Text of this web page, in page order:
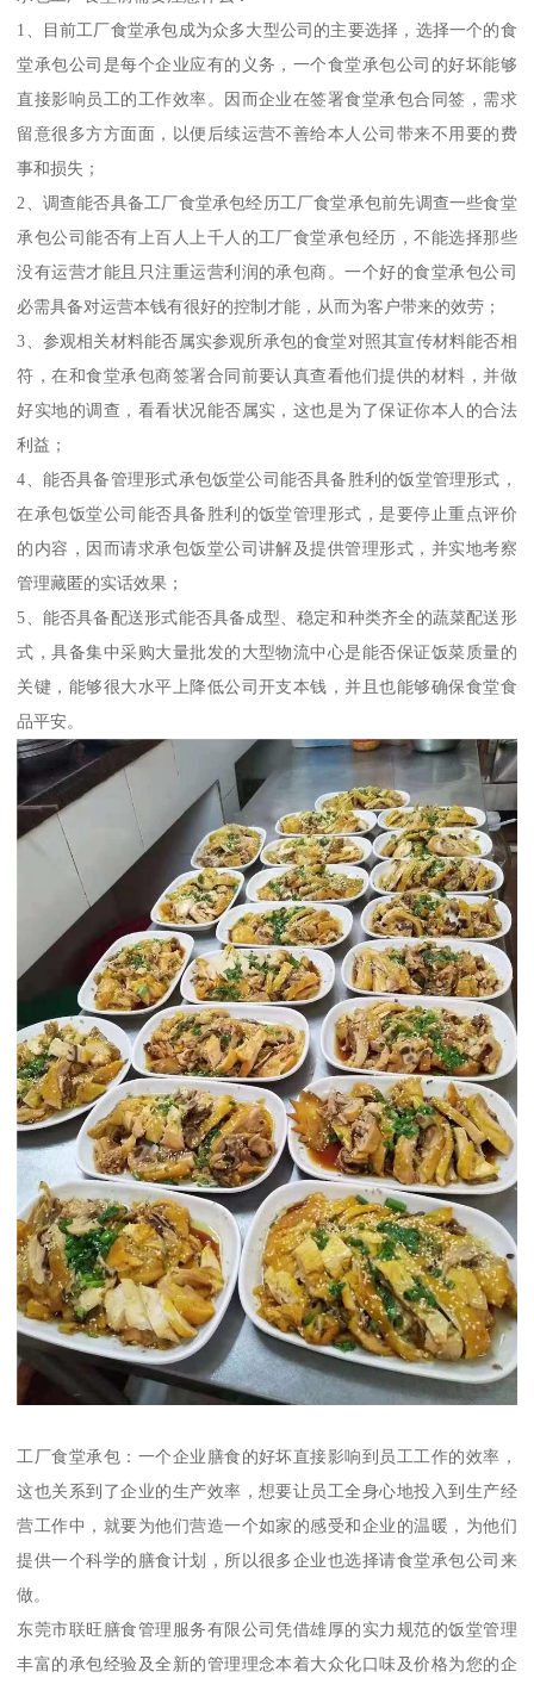
1、目前工厂食堂承包成为众多大型公司的主要选择，选择一个的食
堂承包公司是每个企业应有的义务，一个食堂承包公司的好坏能够
直接影响员工的工作效率。因而企业在签署食堂承包合同签，需求
留意很多方方面面，以便后续运营不善给本人公司带来不用要的费
事和损失；
2、调查能否具备工厂食堂承包经历工厂食堂承包前先调查一些食堂
承包公司能否有上百人上千人的工厂食堂承包经历，不能选择那些
没有运营才能且只注重运营利润的承包商。一个好的食堂承包公司
必需具备对运营本钱有很好的控制才能，从而为客户带来的效劳；
3、参观相关材料能否属实参观所承包的食堂对照其宣传材料能否相
符，在和食堂承包商签署合同前要认真查看他们提供的材料，并做
好实地的调查，看看状况能否属实，这也是为了保证你本人的合法
利益；
4、能否具备管理形式承包饭堂公司能否具备胜利的饭堂管理形式，
在承包饭堂公司能否具备胜利的饭堂管理形式，是要停止重点评价
的内容，因而请求承包饭堂公司讲解及提供管理形式，并实地考察
管理藏匿的实话效果；
5、能否具备配送形式能否具备成型、稳定和种类齐全的蔬菜配送形
式，具备集中采购大量批发的大型物流中心是能否保证饭菜质量的
关键，能够很大水平上降低公司开支本钱，并且也能够确保食堂食
品平安。
工厂食堂承包：一个企业膳食的好坏直接影响到员工工作的效率，
这也关系到了企业的生产效率，想要让员工全身心地投入到生产经
营工作中，就要为他们营造一个如家的感受和企业的温暖，为他们
提供一个科学的膳食计划，所以很多企业也选择请食堂承包公司来
做。
东莞市联旺膳食管理服务有限公司凭借雄厚的实力规范的饭堂管理
丰富的承包经验及全新的管理理念本着大众化口味及价格为您的企